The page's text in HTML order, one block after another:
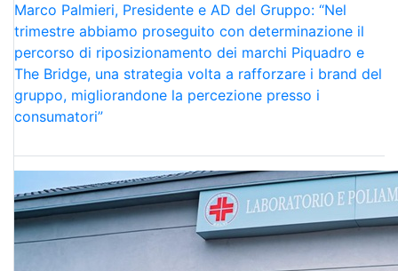
Marco Palmieri, Presidente e AD del Gruppo: “Nel
trimestre abbiamo proseguito con determinazione il
percorso di riposizionamento dei marchi Piquadro e
The Bridge, una strategia volta a rafforzare i brand del
gruppo, migliorandone la percezione presso i
consumatori”